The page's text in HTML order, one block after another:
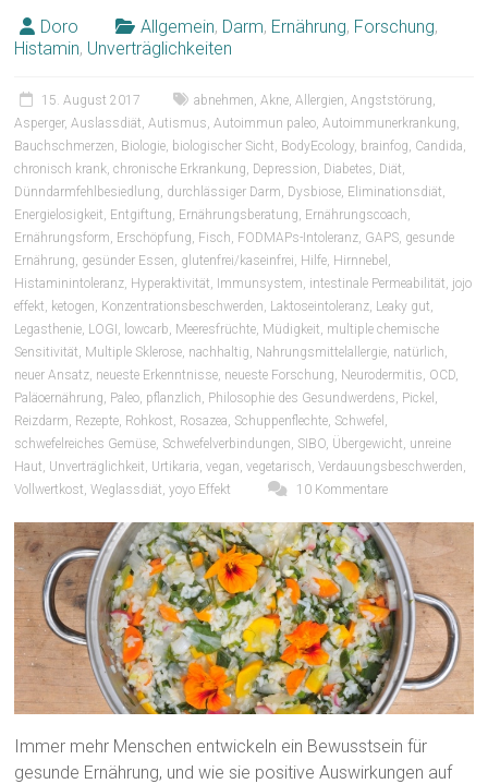
Doro Allgemein, Darm, Ernährung, Forschung,
Histamin, Unverträglichkeiten
15. August 2017 abnehmen,Akne,Allergien,Angststörung,
Asperger,Auslassdiät,Autismus,Autoimmun paleo,Autoimmunerkrankung,
Bauchschmerzen, Biologie, biologischer Sicht, BodyEcology, brainfog, Candida,
chronisch krank,chronische Erkrankung, Depression, Diabetes, Diät,
Dünndarmfehlbesiedlung, durchlässiger Darm, Dysbiose, Eliminationsdiät,
Energielosigkeit, Entgiftung, Ernährungsberatung, Ernährungscoach,
Ernährungsform, Erschöpfung, Fisch, FODMAPs-Intoleranz, GAPS, gesunde
Ernährung, gesünder Essen, glutenfrei/kaseinfrei, Hilfe, Hirnnebel ,
Histaminintoleranz, Hyperaktivität, Immunsystem, intestinale Permeabilität, jojo
effekt, ketogen, Konzentrationsbeschwerden, Laktoseintoleranz, Leaky gut,
Legasthenie, LOGI , lowcarb, Meeresfrüchte, Müdigkeit, multiple chemische
Sensitivität, Multiple Sklerose, nachhaltig, Nahrungsmittelallergie, natürlich,
neuer Ansatz, neueste Erkenntnisse, neueste Forschung, Neurodermitis, OCD,
Paläoernährung, Paleo, pflanzlich, Philosophie des Gesundwerdens, Pickel ,
Reizdarm, Rezepte, Rohkost, Rosazea, Schuppenflechte, Schwefel ,
schwefelreiches Gemüse, Schwefelverbindungen, SIBO, Übergewicht, unreine
Haut, Unverträglichkeit, Urtikaria,vegan,vegetarisch,Verdauungsbeschwerden,
Vollwertkost,Weglassdiät,yoyo Effekt 10 Kommentare
Immer mehr Menschen entwickeln ein Bewusstsein für
gesunde Ernährung, und wie sie positive Auswirkungen auf